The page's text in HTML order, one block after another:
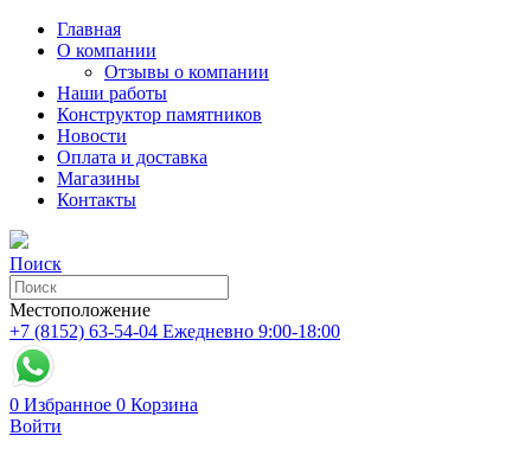
Главная
О компании
Отзывы о компании
Наши работы
Конструктор памятников
Новости
Оплата и доставка
Магазины
Контакты
Поиск
Местоположение
+7 (8152) 63-54-04 Ежедневно 9:00-18:00
0 Избранное 0 Корзина
Войти